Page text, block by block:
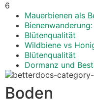
6
Mauerbienen als
Blütenqualität
Wildbiene vs
Blütenqualität
Dormanz und
Boden